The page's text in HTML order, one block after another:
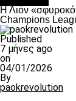
Η Λιόν
Champions
Published
7 μήνες ago
on
04/01/2026
By
paokrevolution